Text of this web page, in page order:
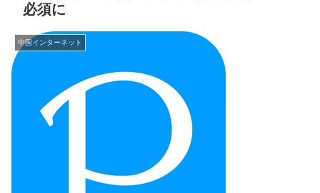
必須に
中国インターネット